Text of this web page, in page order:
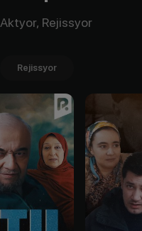
Aktyor, Rejissyor
Rejissyor